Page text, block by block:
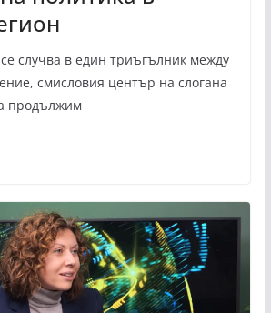
случва в един триъгълник между
смисловия център на слогана
продължим